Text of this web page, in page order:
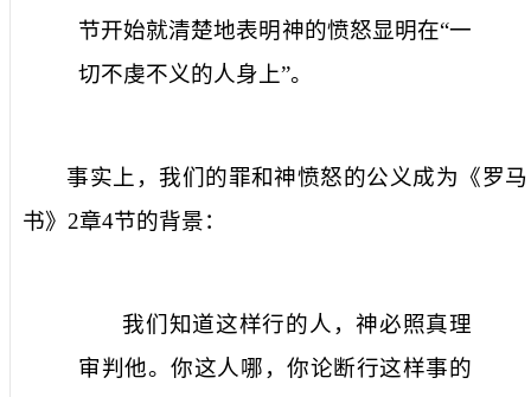
节开始就清楚地表明神的愤怒显明在“一
切不虔不义的人身上”。
事实上，我们的罪和神愤怒的公义成为《罗马
书》 2章4节的背景：
我们知道这样行的人，神必照真理
审判他。你这人哪，你论断行这样事的